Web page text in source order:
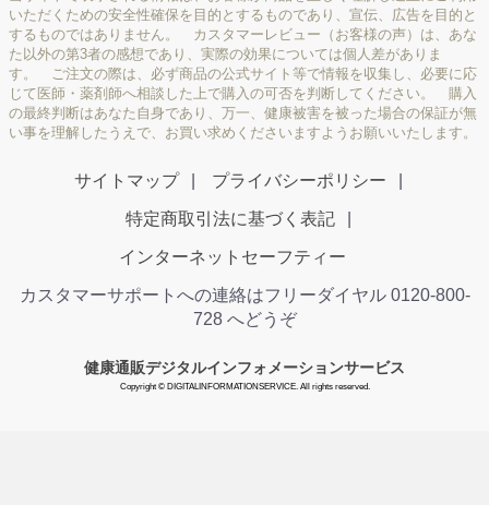
いただくための安全性確保を目的とするものであり、宣伝、広告を目的と
するものではありません。 カスタマーレビュー（お客様の声）は、あな
た以外の第3者の感想であり、実際の効果については個人差がありま
す。 ご注文の際は、必ず商品の公式サイト等で情報を収集し、必要に応
じて医師・薬剤師へ相談した上で購入の可否を判断してください。 購入
の最終判断はあなた自身であり、万一、健康被害を被った場合の保証が無
い事を理解したうえで、お買い求めくださいますようお願いいたします。
サイトマップ プライバシーポリシー
特定商取引法に基づく表記
インターネットセーフティー
カスタマーサポートへの連絡はフリーダイヤル 0120-800-
728 へどうぞ
健康通販デジタルインフォメーションサービス
Copyright © DIGITALINFORMATIONSERVICE. All rights reserved.